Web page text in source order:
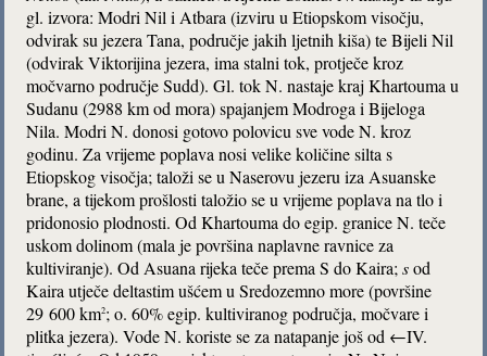
gl. izvora: Modri Nil i Atbara (izviru u Etiopskom visočju,
odvirak su jezera Tana, područje jakih ljetnih kiša) te Bijeli Nil
(odvirak Viktorijina jezera, ima stalni tok, protječe kroz
močvarno područje Sudd). Gl. tok N. nastaje kraj Khartouma u
Sudanu (2988 km od mora) spajanjem Modroga i Bijeloga
Nila. Modri N. donosi gotovo polovicu sve vode N. kroz
godinu. Za vrijeme poplava nosi velike količine silta s
Etiopskog visočja; taloži se u Naserovu jezeru iza Asuanske
brane, a tijekom prošlosti taložio se u vrijeme poplava na tlo i
pridonosio plodnosti. Od Khartouma do egip. granice N. teče
uskom dolinom (mala je površina naplavne ravnice za
kultiviranje). Od Asuana rijeka teče prema S do Kaira;sod
Kaira utječe deltastim ušćem u Sredozemno more (površine
29 600 km2; o. 60% egip. kultiviranog područja, močvare i
plitka jezera). Vode N. koriste se za natapanje još od ←IV.